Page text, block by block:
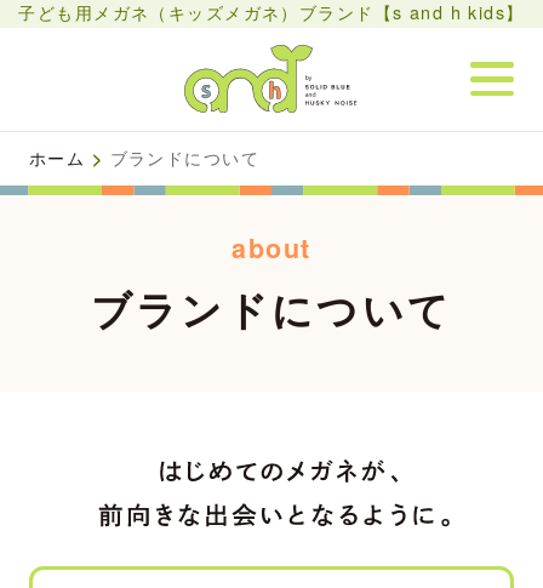
子ども用メガネ（キッズメガネ）ブランド【s and h kids】
ホーム > ブランドについて
about
ブランドについて